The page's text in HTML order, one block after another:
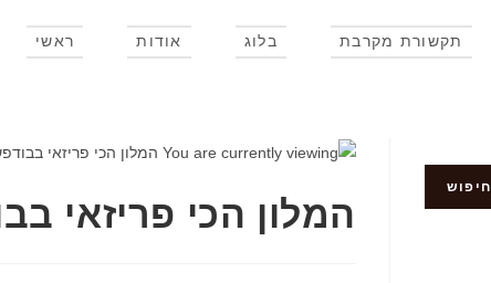
ראשי אודות בלוג תקשורת מקרבת
המלון הכי פריזאי
חיפוש